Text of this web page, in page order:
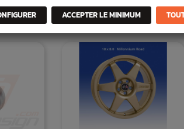
MÊMEACCEPTER LE MINIMUM